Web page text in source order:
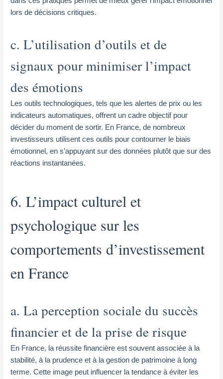
lors de décisions critiques.
c. L’utilisation d’outils et de
signaux pour minimiser l’impact
des émotions
Les outils technologiques, tels que les alertes de prix ou les
indicateurs automatiques, offrent un cadre objectif pour
décider du moment de sortir. En France, de nombreux
investisseurs utilisent ces outils pour contourner le biais
émotionnel, en s’appuyant sur des données plutôt que sur des
réactions instantanées.
6. L’impact culturel et
psychologique sur les
comportements d’investissement
en France
a. La perception sociale du succès
financier et de la prise de risque
En France, la réussite financière est souvent associée à la
stabilité, à la prudence et à la gestion de patrimoine à long
terme. Cette image peut influencer la tendance à éviter les